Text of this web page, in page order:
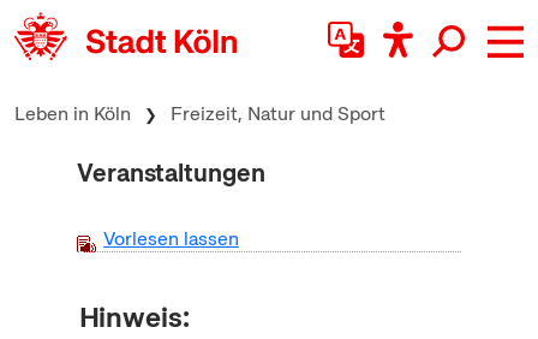
zum Inhalt springen
Leben in Köln Freizeit, Natur und Sport
Veranstaltungen
Vorlesen lassen
Hinweis: